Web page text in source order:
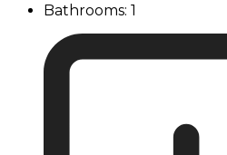
Bathrooms: 1